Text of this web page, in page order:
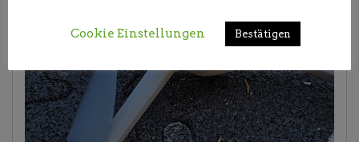
Cookie Einstellungen Bestätigen